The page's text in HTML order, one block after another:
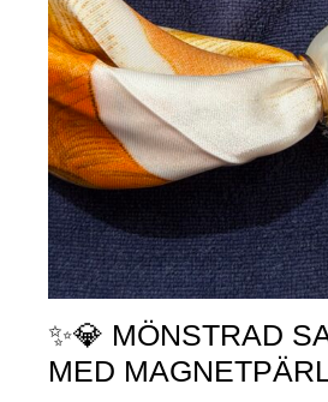
✨💎 MÖNSTRAD
MED